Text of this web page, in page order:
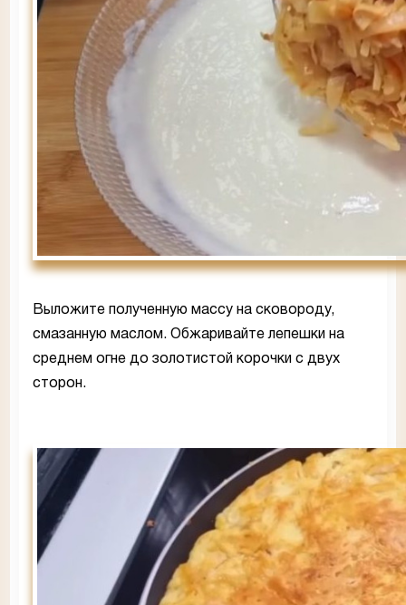
Выложите полученную массу на сковороду,
смазанную маслом. Обжаривайте лепешки на
среднем огне до золотистой корочки с двух
сторон.